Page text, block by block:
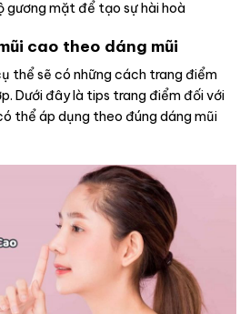
gương mặt để tạo sự hài hoà
cao theo dáng mũi
thể sẽ có những cách trang điểm
Dưới đây là tips trang điểm đối với
thể áp dụng theo đúng dáng mũi